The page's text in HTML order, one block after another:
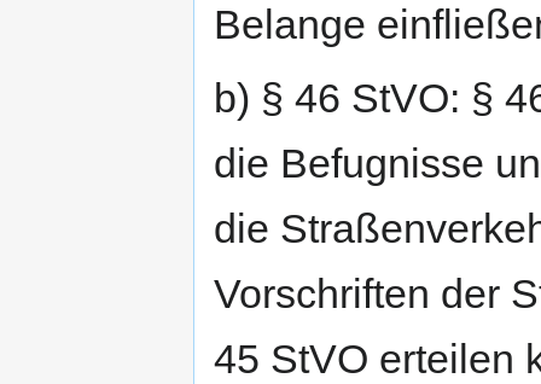
Belange
b) § 46 StVO: §
die Befugnisse
die
Vorschriften der
45 StVO erteilen